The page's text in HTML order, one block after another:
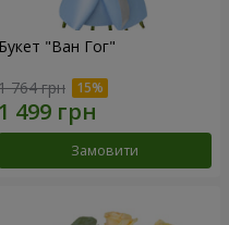
Букет "Ван Гог"
764 грн
Замовити